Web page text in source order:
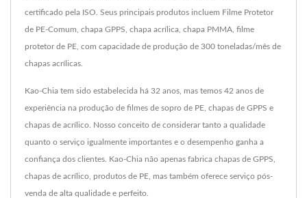
certificado pela ISO. Seus principais produtos incluem Filme Protetor
de PE-Comum, chapa GPPS, chapa acrílica, chapa PMMA, filme
protetor de PE, com capacidade de produção de 300 toneladas/mês de
chapas acrílicas.
Kao-Chia tem sido estabelecida há 32 anos, mas temos 42 anos de
experiência na produção de filmes de sopro de PE, chapas de GPPS e
chapas de acrílico. Nosso conceito de considerar tanto a qualidade
quanto o serviço igualmente importantes e o desempenho ganha a
confiança dos clientes. Kao-Chia não apenas fabrica chapas de GPPS,
chapas de acrílico, produtos de PE, mas também oferece serviço pós-
venda de alta qualidade e perfeito.